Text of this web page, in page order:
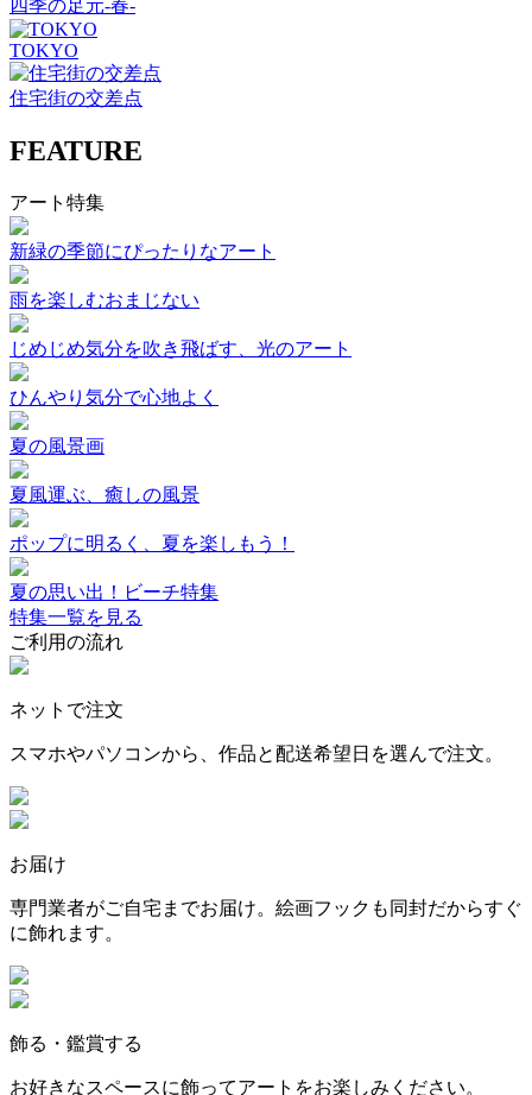
四季の足元-春-
TOKYO
住宅街の交差点
FEATURE
アート特集
新緑の季節にぴったりなアート
雨を楽しむおまじない
じめじめ気分を吹き飛ばす、光のアート
ひんやり気分で心地よく
夏の風景画
夏風運ぶ、癒しの風景
ポップに明るく、夏を楽しもう！
夏の思い出！ビーチ特集
特集一覧を見る
ご利用の流れ
ネットで注文
スマホやパソコンから、作品と配送希望日を選んで注文。
お届け
専門業者がご自宅までお届け。絵画フックも同封だからすぐ
に飾れます。
飾る・鑑賞する
お好きなスペースに飾ってアートをお楽しみください。